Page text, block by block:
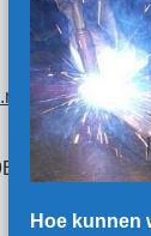
Hoe kunnen